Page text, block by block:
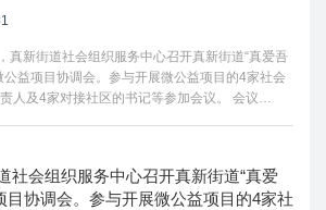
真新街道社会组织服务中心召开真新街道“真爱吾
公益项目协调会。参与开展微公益项目的4家社会
人及4家对接社区的书记等参加会议。 会议…
社会组织服务中心召开真新街道“真爱
目协调会。参与开展微公益项目的4家社